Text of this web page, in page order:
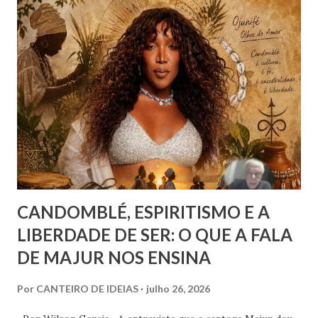
Joanna de Ângelis menciona a helioterapia e faz alusões à
cromoterapia no contexto da preservação da saúde física e
psíquica. Em nenhum momento, porém, recomenda sua
adoção como prática institucional do Espiritismo. Há
profunda diferença entre reconhecer a existência de um
recurso terapêutico e convertê-lo em atividade da Casa
Espírita.
CANDOMBLÉ, ESPIRITISMO E A
LIBERDADE DE SER: O QUE A FALA
DE MAJUR NOS ENSINA
Por CANTEIRO DE IDEIAS julho 26, 2026